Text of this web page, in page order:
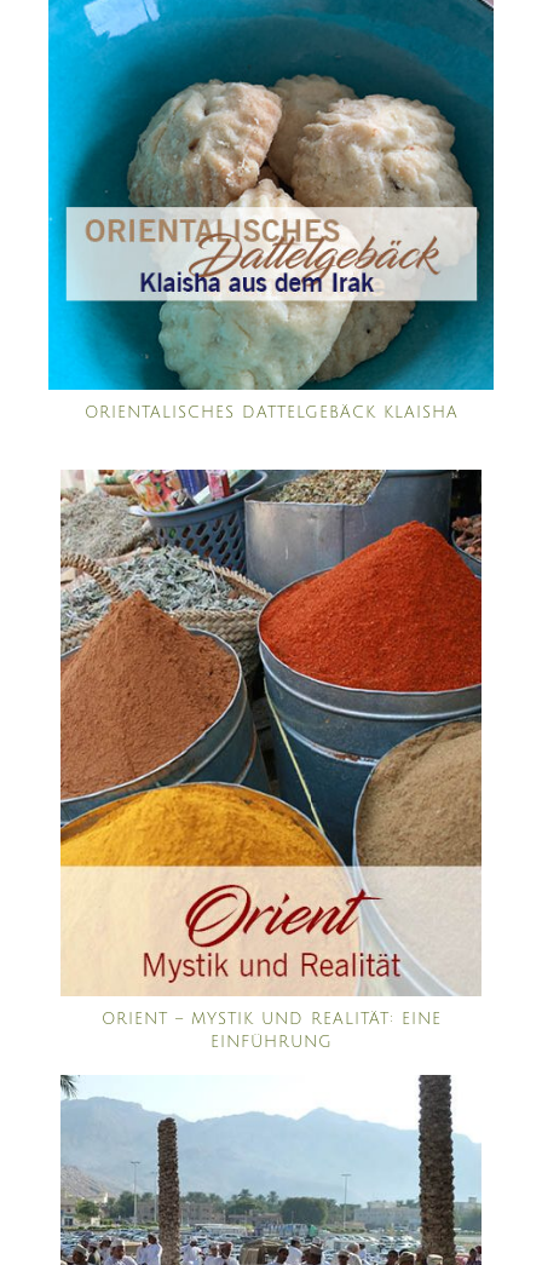
ORIENTALISCHES DATTELGEBÄCK KLAISHA
ORIENT – MYSTIK UND REALITÄT: EINE
EINFÜHRUNG